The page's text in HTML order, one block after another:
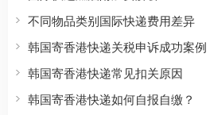
不同物品类别国际快递费用差异
韩国寄香港快递关税申诉成功案例
韩国寄香港快递常见扣关原因
韩国寄香港快递如何自报自缴？